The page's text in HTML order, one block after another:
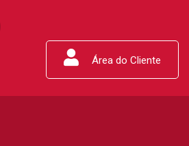
Área do Cliente